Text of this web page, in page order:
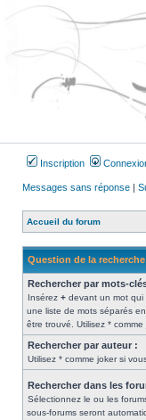
Inscription
Messages sans réponse |
Accueil du forum
Question de la recherche
Rechercher par mots-
Insérez + devant un mot
une liste de mots séparés
être trouvé. Utilisez *
Rechercher par auteur :
Utilisez * comme joker si
Rechercher dans les
Sélectionnez le ou les
sous-forums seront